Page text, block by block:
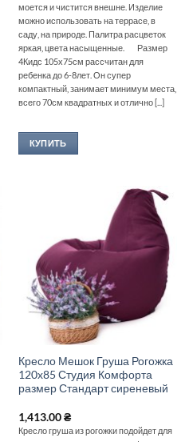
моется и чистится внешне. Изделие
можно использовать на террасе, в
саду, на природе. Палитра расцветок
яркая, цвета насыщенные. Размер
4Кидс 105х75см рассчитан для
ребенка до 6-8лет. Он супер
компактный, занимает минимум места,
всего 70см квадратных и отлично [...]
КУПИТЬ
Кресло Мешок Груша Рогожка
120х85 Студия Комфорта
размер Стандарт сиреневый
1,413.00₴
Кресло груша из рогожки подойдет для